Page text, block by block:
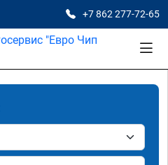
+7 862 277-72-65